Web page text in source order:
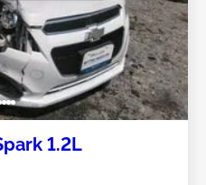
1.2L